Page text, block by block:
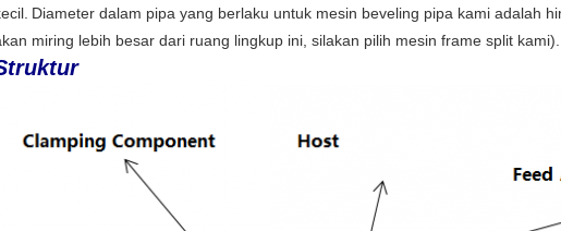
Diameter dalam pipa yang berlaku untuk mesin beveling pipa kami adalah
miring lebih besar dari ruang lingkup ini, silakan pilih mesin frame split kami).